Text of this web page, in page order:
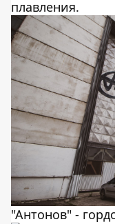
плавления.
"Антонов" -